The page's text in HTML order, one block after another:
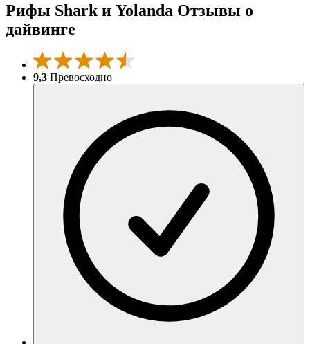
Рифы Shark и Yolanda Отзывы о
дайвинге
9,3 Превосходно